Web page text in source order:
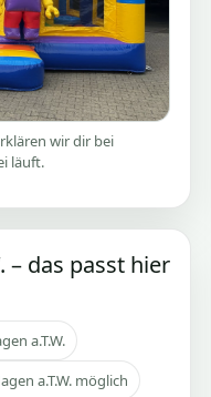
wir dir bei
läuft.
– das passt hier
a.T.W.
a.T.W. möglich